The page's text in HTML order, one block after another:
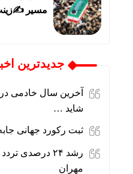
مسیر
جديدترين
آخرین سال خادمی در
شاید …
ثبت رکورد جهانی
رشد ۲۴ درصدی
مهران